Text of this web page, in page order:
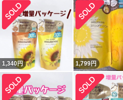
1,340円 1,799円